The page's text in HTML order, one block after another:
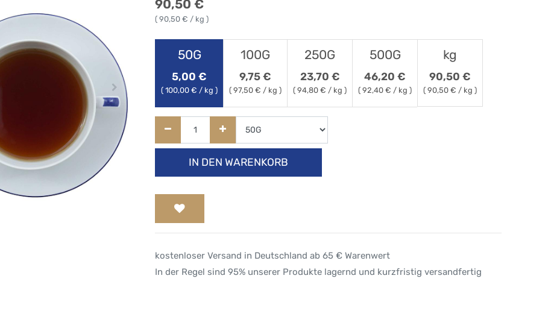
90,50 €
( 90,50 € / kg )
50G
5,00 €
( 100,00 € / kg )
100G
9,75 €
( 97,50 € / kg )
250G
23,70 €
( 94,80 € / kg )
500G
46,20 €
( 92,40 € / kg )
kg
90,50 €
( 90,50 € / kg )
IN DEN WARENKORB
kostenloser Versand in Deutschland ab 65 € Warenwert
In der Regel sind 95% unserer Produkte lagernd und kurzfristig versandfertig